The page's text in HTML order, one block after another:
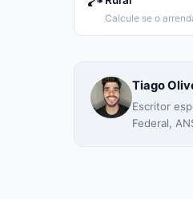
Tiago
Escritor
Federal,